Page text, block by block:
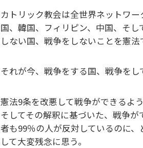
カトリック教会は全世界ネットワ
国、韓国、フィリピン、中国、そ
しない国、戦争をしないことを憲
それが今、戦争をする国、戦争をし
憲法9条を改悪して戦争ができるよ
そしてその解釈に基づいた、戦争
者も99％の人が反対しているのに
して大変残念に思う。